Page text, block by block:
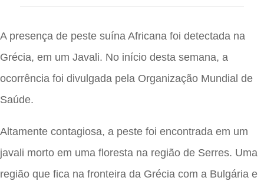
A presença de peste suína Africana foi detectada na
Grécia, em um Javali. No início desta semana, a
ocorrência foi divulgada pela Organização Mundial de
Saúde.
Altamente contagiosa, a peste foi encontrada em um
javali morto em uma floresta na região de Serres. Uma
região que fica na fronteira da Grécia com a Bulgária e